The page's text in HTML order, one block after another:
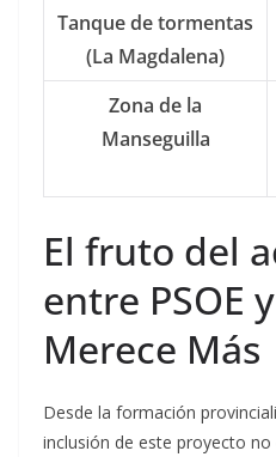
Tanque de tormentas
(La Magdalena)
Zona de la
Manseguilla
El fruto del
entre PSOE
Merece Más
Desde la formación
inclusión de este proyecto no